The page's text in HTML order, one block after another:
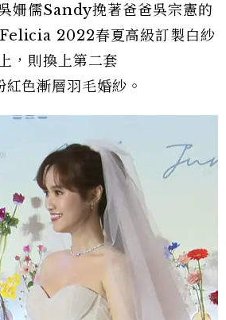
姍儒Sandy挽著爸爸吳宗憲的
2022春夏高級訂製白紗
，則換上第二套
色漸層羽毛婚紗。